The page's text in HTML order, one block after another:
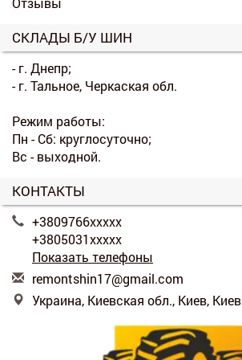
СКЛАДЫ Б/У ШИН
- г. Днепр;
- г. Тальное, Черкаская обл.
Режим работы:
Пн - Сб: круглосуточно;
Вс - выходной.
КОНТАКТЫ
+3809766xxxxx
+3805031xxxxx
Показать телефоны
remontshin17@gmail.com
Украина, Киевская обл., Киев, Киев